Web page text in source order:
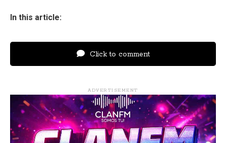
In this article:
Click to comment
ADVERTISEMENT